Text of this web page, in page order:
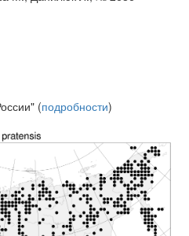
(подробности)